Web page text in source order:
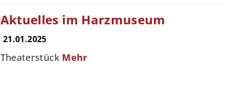
Aktuelles im Harzmuseum
21.01.2025
Theaterstück Mehr